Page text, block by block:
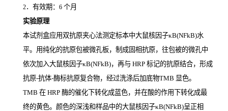
2．有效期： 6 个月
实验原理
本试剂盒应用双抗原夹心法测定标本中大鼠核因子κB(NFkB)水
平。用纯化的抗原包被微孔板，制成固相抗原，往包被的微孔中
依次加入大鼠核因子κB(NFkB)，再与 HRP 标记的抗原结合，形成
抗原-抗体-酶标抗原复合物，经过洗涤后加底物TMB 显色。
TMB 在 HRP 酶的催化下转化成蓝色，并在酸的作用下转化成最
终的黄色。颜色的深浅和样品中的大鼠核因子κB(NFkB)呈正相